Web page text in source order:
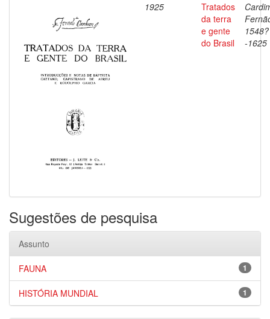
1925
Tratados
da terra
e gente
do Brasil
1548?
-1625
Sugestões de pesquisa
Assunto
1
FAUNA
1
HISTÓRIA MUNDIAL